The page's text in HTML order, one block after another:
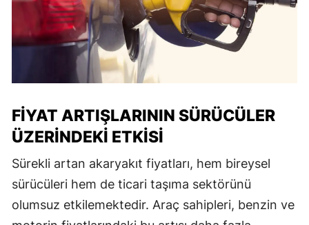
FIYAT ARTIŞLARININ SÜRÜCÜLER
ÜZERINDEKI ETKISI
Sürekli artan akaryakıt fiyatları, hem bireysel
sürücüleri hem de ticari taşıma sektörünü
olumsuz etkilemektedir. Araç sahipleri, benzin ve